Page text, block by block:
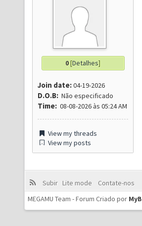
0[Detalhes]
Join date:04-19-2026
D.O.B: Não especificado
Time: 08-08-2026 às 05:24 AM
View my threads
View my posts
Subir Lite mode
Contate-nos
MEGAMU Team - Forum Criado por